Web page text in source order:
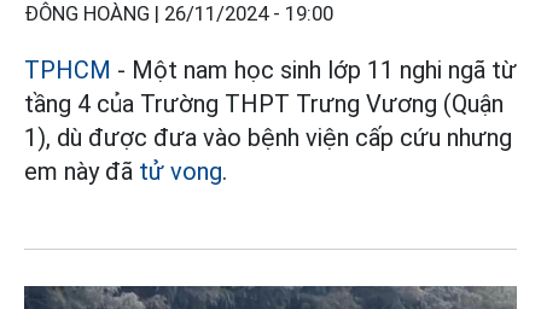
ĐÔNG HOÀNG | 26/11/2024 - 19:00
TPHCM - Một nam học sinh lớp 11 nghi ngã từ
tầng 4 của Trường THPT Trưng Vương (Quận
1), dù được đưa vào bệnh viện cấp cứu nhưng
em này đã tử vong.